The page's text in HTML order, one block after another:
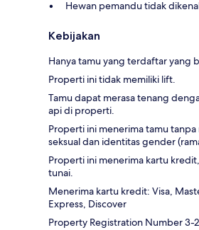
Hewan pemandu tidak
Kebijakan
Hanya tamu yang terdaftar yang
Properti ini tidak memiliki lift.
Tamu dapat merasa tenang
api di properti.
Properti ini menerima tamu
seksual dan identitas gender
Properti ini menerima kartu
tunai.
Menerima kartu kredit: Visa,
Express, Discover
Property Registration Number 3-